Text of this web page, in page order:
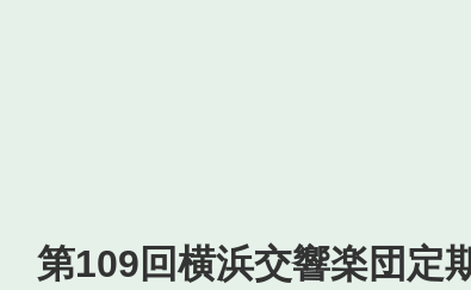
第109回横浜交響楽団定